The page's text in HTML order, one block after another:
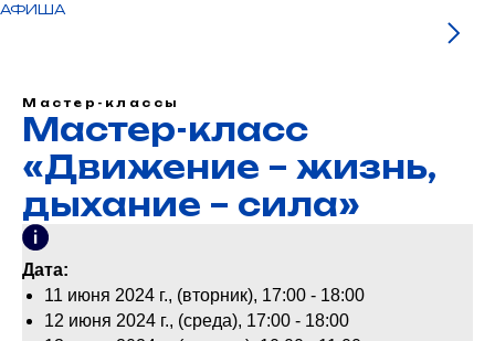
АФИША
Мастер-классы
Мастер-класс
«Движение – жизнь,
дыхание – сила»
Дата:
11 июня 2024 г., (вторник), 17:00 - 18:00
12 июня 2024 г., (среда), 17:00 - 18:00